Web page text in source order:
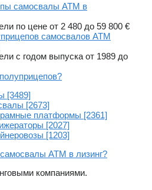
самосвалы ATM в
по цене от 2 480 до 59 800 €
самосвалов ATM
с годом выпуска от 1989 до
[3489]
[2673]
платформы [2361]
[2027]
[1203]
ATM в лизинг?
компаниями.